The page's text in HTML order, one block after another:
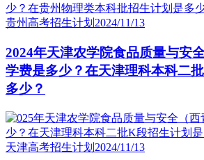
贵州高考招生计划 2024/11/13
2024年天津农学院食品质量与安
学费是多少？在天津理科本科二
多少？
天津高考招生计划 2024/11/13